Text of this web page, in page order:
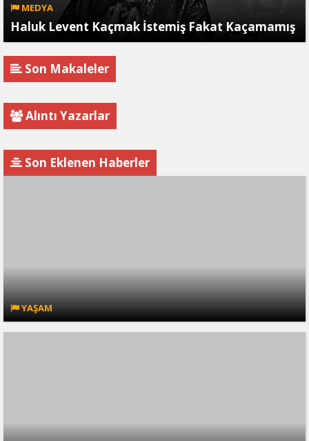
MEDYA
Haluk Levent Kaçmak İstemiş Fakat Kaçamamış
Son Makaleler
Alıntı Yazarlar
Son Eklenen Haberler
YAŞAM